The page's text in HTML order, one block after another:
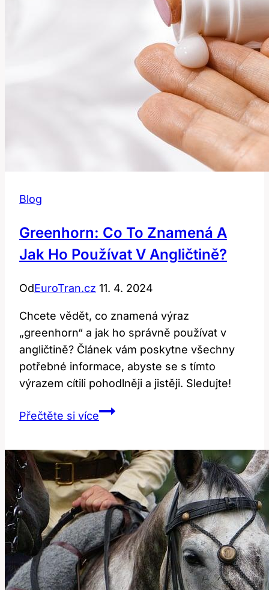
Blog
Greenhorn: Co To Znamená A
Jak Ho Používat V Angličtině?
OdEuroTran.cz 11. 4. 2024
Chcete vědět, co znamená výraz
„greenhorn“ a jak ho správně používat v
angličtině? Článek vám poskytne všechny
potřebné informace, abyste se s tímto
výrazem cítili pohodlněji a jistěji. Sledujte!
Přečtěte si víceGreenhorn:
Znamená
a
Jak
Ho
Používat
v
Angličtině?